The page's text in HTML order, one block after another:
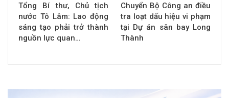
Tổng Bí thư, Chủ tịch
nước Tô Lâm: Lao động
sáng tạo phải trở thành
nguồn lực quan…
Chuyển Bộ Công an điều
tra loạt dấu hiệu vi phạm
tại Dự án sân bay Long
Thành